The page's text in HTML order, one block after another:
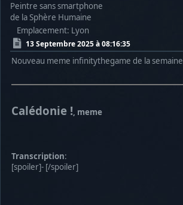
Peintre sans smartphone
de la Sphère Humaine
Emplacement: Lyon
13 Septembre 2025 à 08:16:35
Nouveau meme infinitythegame de la semaine
Calédonie !, meme
Transcription:
[spoiler]- [/spoiler]